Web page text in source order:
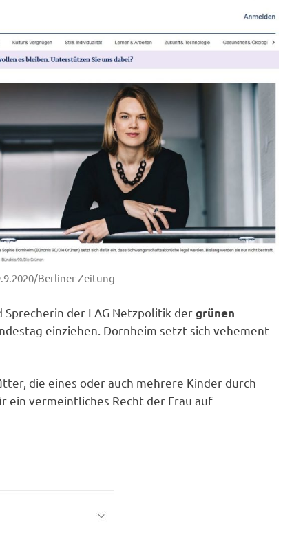
Berliner Zeitung
Sprecherin der LAG Netzpolitik dergrünen
einziehen. Dornheim setzt sich vehement
die eines oder auch mehrere Kinder durch
ein vermeintliches Recht der Frau auf